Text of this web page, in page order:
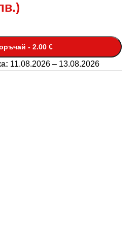
)
- 2.00 €
11.08.2026 – 13.08.2026